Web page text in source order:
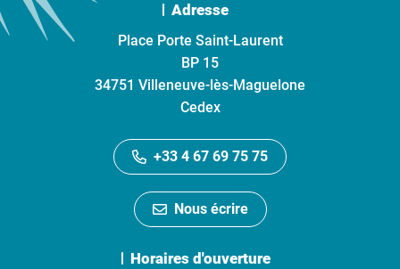
Adresse
Place Porte Saint-Laurent
BP 15
34751 Villeneuve-lès-Maguelone
Cedex
+33 4 67 69 75 75
Nous écrire
Horaires d'ouverture